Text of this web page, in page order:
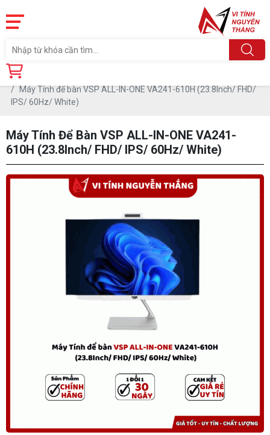
Trang chủ
Máy Tính để bàn VSP ALL-IN-ONE VA241-610H (23.8Inch/ FHD/
IPS/ 60Hz/ White)
Máy Tính Để Bàn VSP ALL-IN-ONE VA241-
610H (23.8Inch/ FHD/ IPS/ 60Hz/ White)